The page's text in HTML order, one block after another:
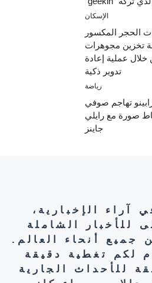
الإسكان
الحجر المكسور
تخزين مجوهرات
خلال عملية إعادة
تدوير ذكية
رياضة
تهاجم صوفي
صورة مع رايلي
جاينز
آراء الإخبارية،
للأخبار الشاملة
جميع أنحاء العالم.
لكم تغطية دقيقة
للأحداث الجارية